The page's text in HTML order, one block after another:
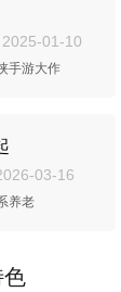
2025-01-10
手游大作
03-16
养老
色